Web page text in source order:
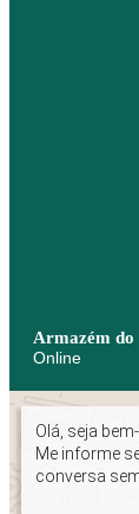
Armazém do
Online
Olá, seja
Me informe
conversa